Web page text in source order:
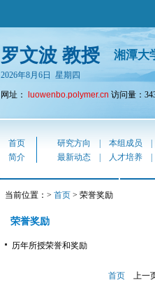
罗文波 教授 湘潭大
2026年8月6日 星期四
网址：
luowenbo.polymer.cn 访问量：
首页 研究方向 本组成员
简介
最新动态 人才培养
当前位置：> 首页 > 荣誉奖励
荣誉奖励
历年所授荣誉和奖励
首页 上一